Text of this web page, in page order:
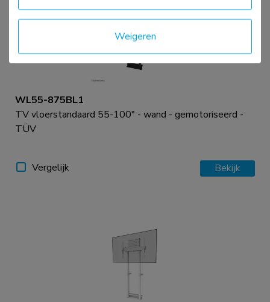
WL55-875BL1
TV vloerstandaard 55-100" - wand - gemotoriseerd -
TÜV
Vergelijk Bekijk
Weigeren